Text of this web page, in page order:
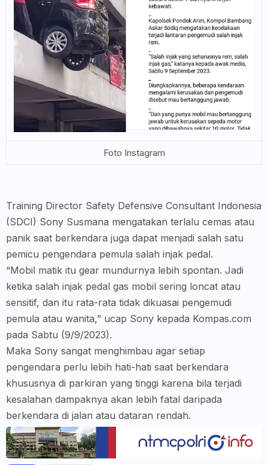
Foto Instagram
Training Director Safety Defensive Consultant Indonesia
(SDCI) Sony Susmana mengatakan terlalu cemas atau
panik saat berkendara juga dapat menjadi salah satu
pemicu pengendara pemula salah injak pedal.
“Mobil matik itu gear mundurnya lebih spontan. Jadi
ketika salah injak pedal gas mobil sering loncat atau
sensitif, dan itu rata-rata tidak dikuasai pengemudi
pemula atau wanita,” ucap Sony kepada Kompas.com
pada Sabtu (9/9/2023).
Maka Sony sangat menghimbau agar setiap
pengendara perlu lebih hati-hati saat berkendara
khususnya di parkiran yang tinggi karena bila terjadi
kesalahan dampaknya akan lebih fatal daripada
berkendara di jalan atau dataran rendah.